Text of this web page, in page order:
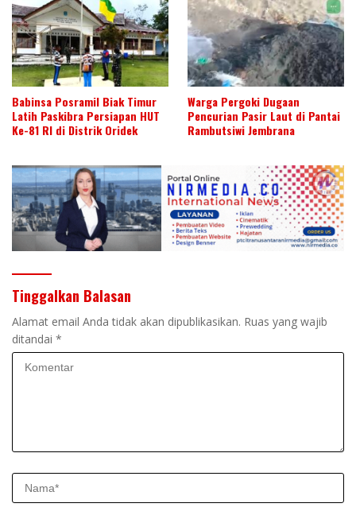
Babinsa Posramil Biak Timur
Latih Paskibra Persiapan HUT
Ke-81 RI di Distrik Oridek
Warga Pergoki Dugaan
Pencurian Pasir Laut di Pantai
Rambutsiwi Jembrana
Tinggalkan Balasan
Alamat email Anda tidak akan dipublikasikan. Ruas yang wajib
ditandai *